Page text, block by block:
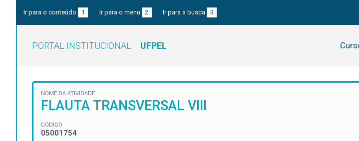
Ir para o conteúdo 1 Ir para o menu 2 Ir para a busca 3
PORTAL INSTITUCIONAL UFPEL
NOME DA ATIVIDADE
FLAUTA TRANSVERSAL VIII
CÓDIGO
05001754